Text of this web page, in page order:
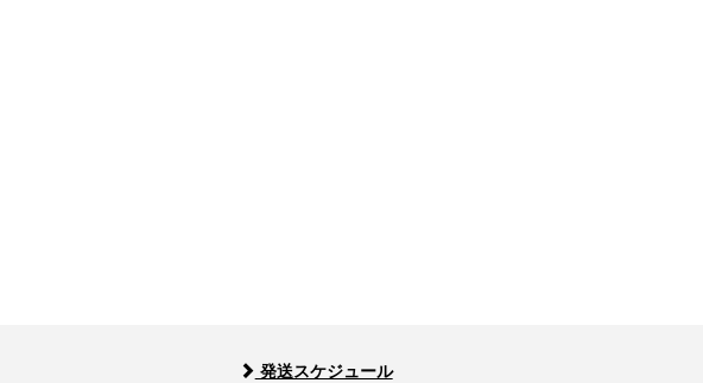
発送スケジュール